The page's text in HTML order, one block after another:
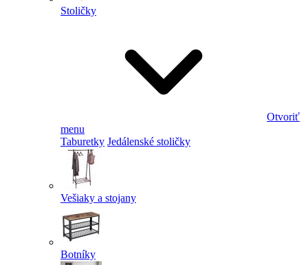
Stoličky
Otvoriť
menu
Taburetky Jedálenské stoličky
Vešiaky a stojany
Botníky